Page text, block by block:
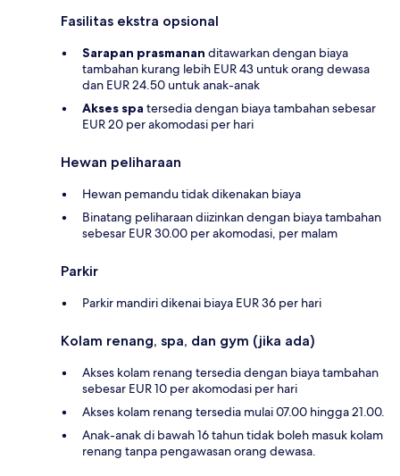
Fasilitas ekstra opsional
Sarapan prasmanan ditawarkan dengan biaya
tambahan kurang lebih EUR 43 untuk orang dewasa
dan EUR 24.50 untuk anak-anak
Akses spa tersedia dengan biaya tambahan sebesar
EUR 20 per akomodasi per hari
Hewan peliharaan
Hewan pemandu tidak dikenakan biaya
Binatang peliharaan diizinkan dengan biaya tambahan
sebesar EUR 30.00 per akomodasi, per malam
Parkir
Parkir mandiri dikenai biaya EUR 36 per hari
Kolam renang, spa, dan gym (jika ada)
Akses kolam renang tersedia dengan biaya tambahan
sebesar EUR 10 per akomodasi per hari
Akses kolam renang tersedia mulai 07.00 hingga 21.00.
Anak-anak di bawah 16 tahun tidak boleh masuk kolam
renang tanpa pengawasan orang dewasa.